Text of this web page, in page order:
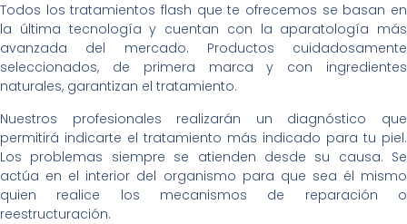
Todos los tratamientos flash que te ofrecemos se basan en
la última tecnología y cuentan con la aparatología más
avanzada del mercado. Productos cuidadosamente
seleccionados, de primera marca y con ingredientes
naturales, garantizan el tratamiento.
Nuestros profesionales realizarán un diagnóstico que
permitirá indicarte el tratamiento más indicado para tu piel.
Los problemas siempre se atienden desde su causa. Se
actúa en el interior del organismo para que sea él mismo
quien realice los mecanismos de reparación o
reestructuración.